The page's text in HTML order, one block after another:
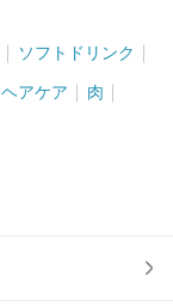
ソフトドリンク
ヘアケア 肉